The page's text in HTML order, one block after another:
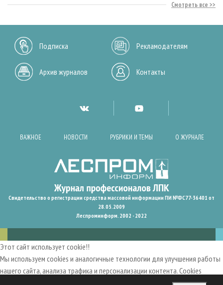
Смотреть все
Подписка Рекламодателям
Архив журналов Контакты
ВАЖНОЕ НОВОСТИ РУБРИКИ И ТЕМЫ О ЖУРНАЛЕ
Свидетельство о регистрации средства массовой информации ПИ №ФС77-36401 от
28.05.2009
Леспроминформ. 2002 - 2022
Этот сайт использует cookie!!
Мы используем cookies и аналогичные технологии для улучшения работы
нашего сайта, анализа трафика и персонализации контента. Cookies